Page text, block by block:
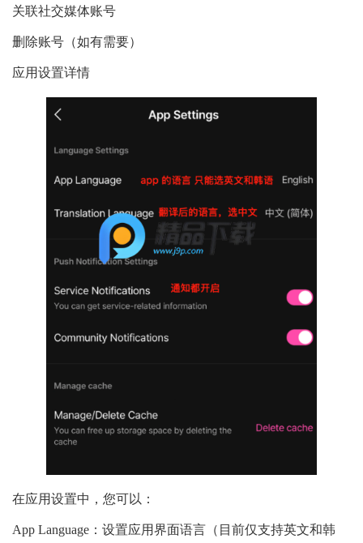
关联社交媒体账号
删除账号（如有需要）
应用设置详情
在应用设置中，您可以：
App Language：设置应用界面语言（目前仅支持英文和韩